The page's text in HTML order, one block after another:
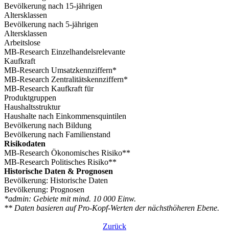
Bevölkerung nach 15-jährigen
Altersklassen
Bevölkerung nach 5-jährigen
Altersklassen
Arbeitslose
MB-Research Einzelhandelsrelevante
Kaufkraft
MB-Research Umsatzkennziffern*
MB-Research Zentralitätskennziffern*
MB-Research Kaufkraft für
Produktgruppen
Haushaltsstruktur
Haushalte nach Einkommensquintilen
Bevölkerung nach Bildung
Bevölkerung nach Familienstand
Risikodaten
MB-Research Ökonomisches Risiko**
MB-Research Politisches Risiko**
Historische Daten & Prognosen
Bevölkerung: Historische Daten
Bevölkerung: Prognosen
*admin: Gebiete mit mind. 10 000 Einw.
** Daten basieren auf Pro-Kopf-Werten der nächsthöheren Ebene.
Zurück